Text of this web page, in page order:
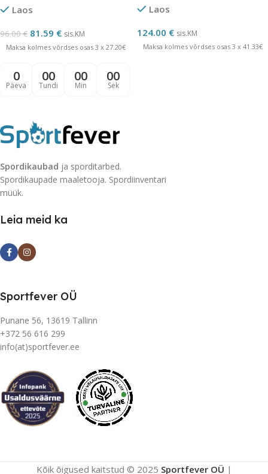
Laos
96.00€ 81.59 € sis.KM
Maksa kolmes võrdses osas 3 x 27.20€
0
Päeva
00
Tundi
00
Min
00
Sek
Laos
124.00 € sis.KM
Maksa kolmes võrdses osas 3 x 41.33€
Spordikaubad ja sporditarbed.
Spordikaupade maaletooja. Spordiinventari
müük.
Leia meid ka
Sportfever OÜ
Punane 56, 13619 Tallinn
+372 56 616 299
info(at)sportfever.ee
Kõik õigused kaitstud © 2025 Sportfever OÜ |